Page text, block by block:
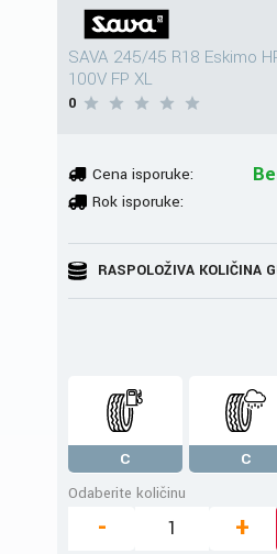
SAVA 245/45 R18 Eskimo
100V FP XL
0
Cena isporuke:
Rok isporuke:
RASPOLOŽIVA KOLIČINA
C C
Odaberite količinu
- +